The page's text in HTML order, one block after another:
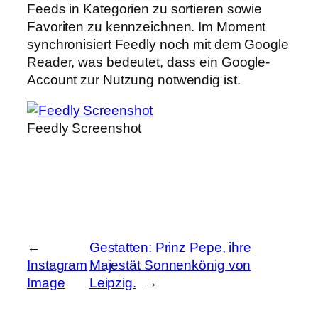
Feeds in Kategorien zu sortieren sowie
Favoriten zu kennzeichnen. Im Moment
synchronisiert Feedly noch mit dem Google
Reader, was bedeutet, dass ein Google-
Account zur Nutzung notwendig ist.
Feedly Screenshot
←
Instagram
Image
Gestatten: Prinz Pepe, ihre
Majestät Sonnenkönig von
Leipzig.
→